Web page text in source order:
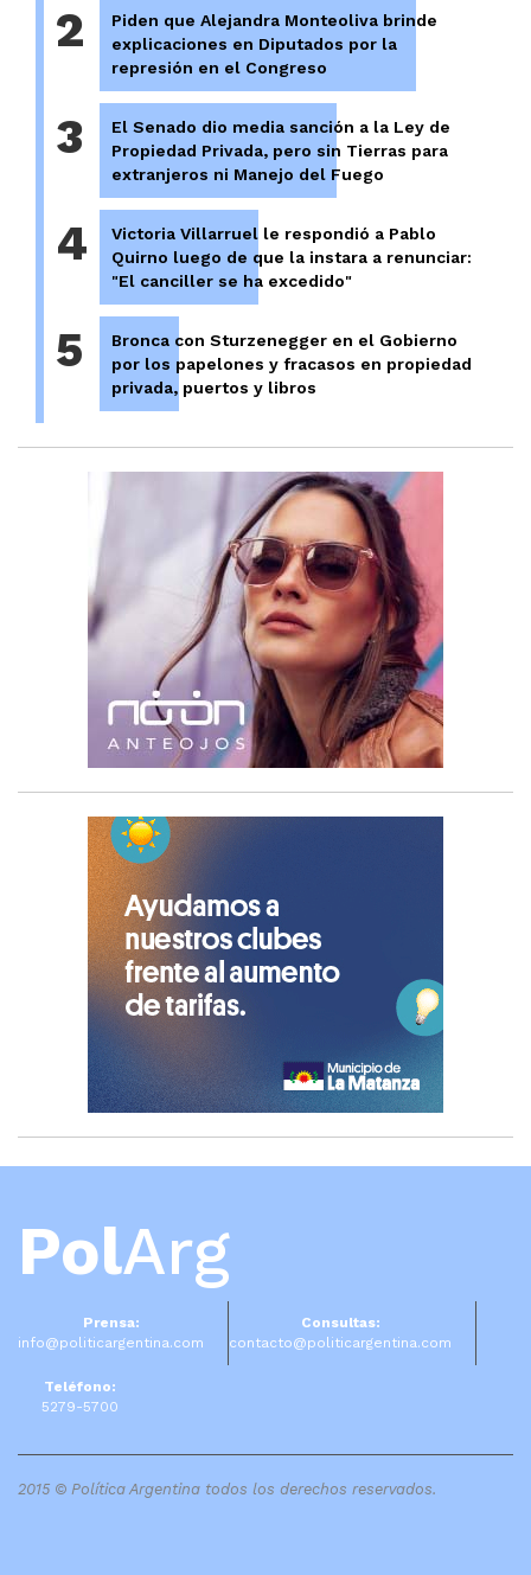
2
Piden que Alejandra Monteoliva brinde
explicaciones en Diputados por la
represión en el Congreso
3
El Senado dio media sanción a la Ley de
Propiedad Privada, pero sin Tierras para
extranjeros ni Manejo del Fuego
4
Victoria Villarruel le respondió a Pablo
Quirno luego de que la instara a renunciar:
"El canciller se ha excedido"
5
Bronca con Sturzenegger en el Gobierno
por los papelones y fracasos en propiedad
privada, puertos y libros
PolArg
Prensa:
info@politicargentina.com
Consultas:
contacto@politicargentina.com
Teléfono:
5279-5700
2015 © Política Argentina todos los derechos reservados.